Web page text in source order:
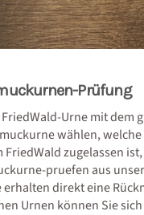
Prüfung
Urne mit
wählen,
zugelassen
pruefen aus
direkt eine
Urnen können Sie